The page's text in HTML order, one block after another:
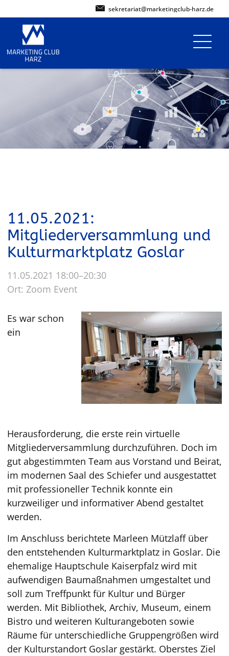
sekretariat@marketingclub-harz.de
11.05.2021:
Mitgliederversammlung und
Kulturmarktplatz Goslar
11.05.2021 18:00–20:30
Ort: Zoom Event
Es war schon
ein
Herausforderung, die erste rein virtuelle
Mitgliederversammlung durchzuführen. Doch im
gut abgestimmten Team aus Vorstand und Beirat,
im modernen Saal des Schiefer und ausgestattet
mit professioneller Technik konnte ein
kurzweiliger und informativer Abend gestaltet
werden.
Im Anschluss berichtete Marleen Mützlaff über
den entstehenden Kulturmarktplatz in Goslar. Die
ehemalige Hauptschule Kaiserpfalz wird mit
aufwendigen Baumaßnahmen umgestaltet und
soll zum Treffpunkt für Kultur und Bürger
werden. Mit Bibliothek, Archiv, Museum, einem
Bistro und weiteren Kulturangeboten sowie
Räume für unterschiedliche Gruppengrößen wird
der Kulturstandort Goslar gestärkt. Oberstes Ziel